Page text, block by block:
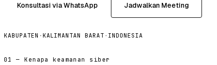
Konsultasi via WhatsApp Jadwalkan Meeting
KABUPATEN ·KALIMANTAN BARAT · INDONESIA
01 — Kenapa keamanan siber